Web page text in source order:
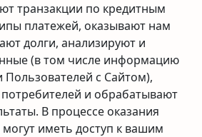
транзакции по кредитным
платежей, оказывают нам
долги, анализируют и
(в том числе информацию
Пользователей с Сайтом),
и обрабатывают
В процессе оказания
иметь доступ к вашим